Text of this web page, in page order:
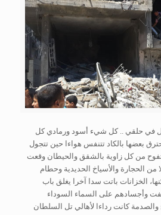
في حلقي .. كل شيء أسود ورمادي كل
بعضها بالكاد تتنفس هواءا حين تتجول
من كل زاوية بالشقق والحيطان وقعت
من الحجارة والأسياخ الحديدية وحطام
الخزانات باتت سدا آخرا يغلق باب
وأجسادهم على السماء السوداء
والصدمة كانت رداءا لأهالي تل السلطان